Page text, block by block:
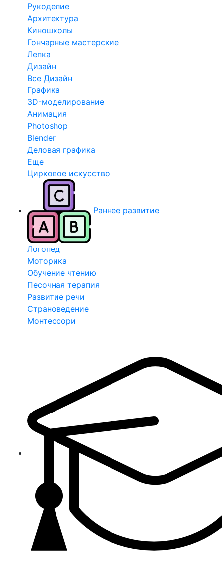
Рукоделие
Архитектура
Киношколы
Гончарные мастерские
Лепка
Дизайн
Все Дизайн
Графика
3D-моделирование
Анимация
Photoshop
Blender
Деловая графика
Еще
Цирковое искусство
Раннее развитие
Логопед
Моторика
Обучение чтению
Песочная терапия
Развитие речи
Страноведение
Монтессори